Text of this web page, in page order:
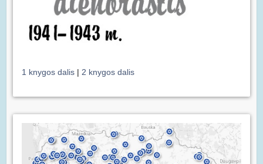
1 knygos dalis | 2 knygos dalis